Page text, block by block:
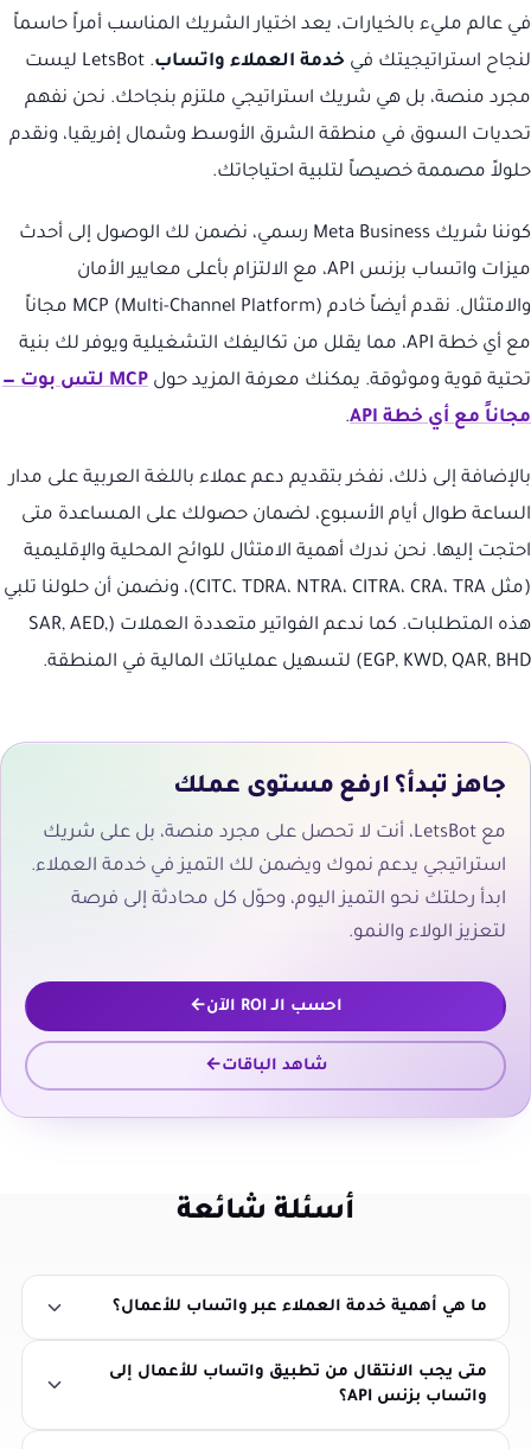
في عالم مليء بالخيارات، يعد اختيار الشريك المناسب أمراً حاسماً
لنجاح استراتيجيتك في خدمة العملاء واتساب
. LetsBot ليست
مجرد منصة، بل هي شريك استراتيجي ملتزم بنجاحك. نحن نفهم
تحديات السوق في منطقة الشرق الأوسط وشمال إفريقيا، ونقدم
حلولاً مصممة خصيصاً لتلبية احتياجاتك.
كوننا شريك Meta Business رسمي، نضمن لك الوصول إلى أحدث
ميزات واتساب بزنس API، مع الالتزام بأعلى معايير الأمان
والامتثال. نقدم أيضاً خادم MCP (Multi-Channel Platform) مجاناً
مع أي خطة API، مما يقلل من تكاليفك التشغيلية ويوفر لك بنية
تحتية قوية وموثوقة. يمكنك معرفة المزيد حول
MCP لتس بوت —
مجاناً مع أي خطة API
.
بالإضافة إلى ذلك، نفخر بتقديم دعم عملاء باللغة العربية على مدار
الساعة طوال أيام الأسبوع، لضمان حصولك على المساعدة متى
احتجت إليها. نحن ندرك أهمية الامتثال للوائح المحلية والإقليمية
(مثل CITC، TDRA، NTRA، CITRA، CRA، TRA)، ونضمن أن حلولنا تلبي
هذه المتطلبات. كما ندعم الفواتير متعددة العملات (SAR, AED,
EGP, KWD, QAR, BHD) لتسهيل عملياتك المالية في المنطقة.
جاهز تبدأ؟ ارفع مستوى عملك
مع LetsBot، أنت لا تحصل على مجرد منصة، بل على شريك
استراتيجي يدعم نموك ويضمن لك التميز في خدمة العملاء.
ابدأ رحلتك نحو التميز اليوم، وحوّل كل محادثة إلى فرصة
لتعزيز الولاء والنمو.
احسب الـ ROI الآن
شاهد الباقات
أسئلة شائعة
ما هي أهمية خدمة العملاء عبر واتساب للأعمال؟
متى يجب الانتقال من تطبيق واتساب للأعمال إلى
واتساب بزنس API؟